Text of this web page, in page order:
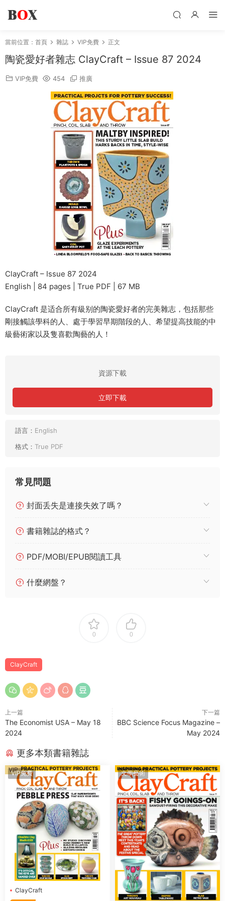
當前位置： 首頁 雜誌 VIP免費 正文
陶瓷愛好者雜志 ClayCraft – Issue 87 2024
VIP免費 454 推廣
ClayCraft – Issue 87 2024
English | 84 pages | True PDF | 67 MB
ClayCraft 是适合所有級别的陶瓷愛好者的完美雜志，包括那些
剛接觸該學科的人、處于學習早期階段的人、希望提高技能的中
級藝術家以及隻喜歡陶藝的人！
資源下載
立即下載
語言： English
格式： True PDF
常見問題
封面丢失是連接失效了嗎？
書籍雜誌的格式？
PDF/MOBI/EPUB閱讀工具
什麼網盤？
0 0
ClayCraft
上一篇
The Economist USA – May 18
2024
下一篇
BBC Science Focus Magazine –
May 2024
更多本類書籍雜誌
VIP免費
ClayCraft
VIP 文學藝術